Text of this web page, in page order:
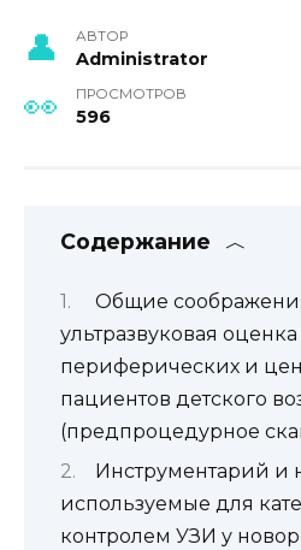
АВТОР
Administrator
ПРОСМОТРОВ
596
Содержание
Общие
ультразвуковая оценка
периферических и
пациентов детского
(предпроцедурное
Инструментарий и
используемые для
контролем УЗИ у